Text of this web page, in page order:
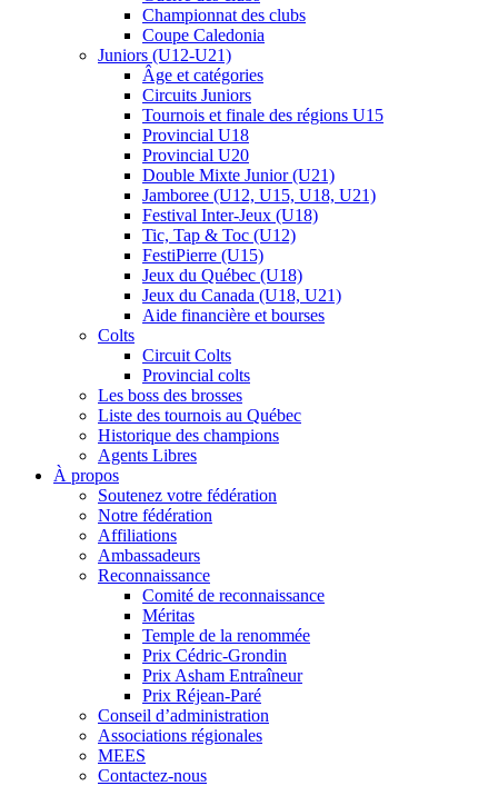
Championnat des clubs
Coupe Caledonia
Juniors (U12-U21)
Âge et catégories
Circuits Juniors
Tournois et finale des régions U15
Provincial U18
Provincial U20
Double Mixte Junior (U21)
Jamboree (U12, U15, U18, U21)
Festival Inter-Jeux (U18)
Tic, Tap & Toc (U12)
FestiPierre (U15)
Jeux du Québec (U18)
Jeux du Canada (U18, U21)
Aide financière et bourses
Colts
Circuit Colts
Provincial colts
Les boss des brosses
Liste des tournois au Québec
Historique des champions
Agents Libres
À propos
Soutenez votre fédération
Notre fédération
Affiliations
Ambassadeurs
Reconnaissance
Comité de reconnaissance
Méritas
Temple de la renommée
Prix Cédric-Grondin
Prix Asham Entraîneur
Prix Réjean-Paré
Conseil d’administration
Associations régionales
MEES
Contactez-nous